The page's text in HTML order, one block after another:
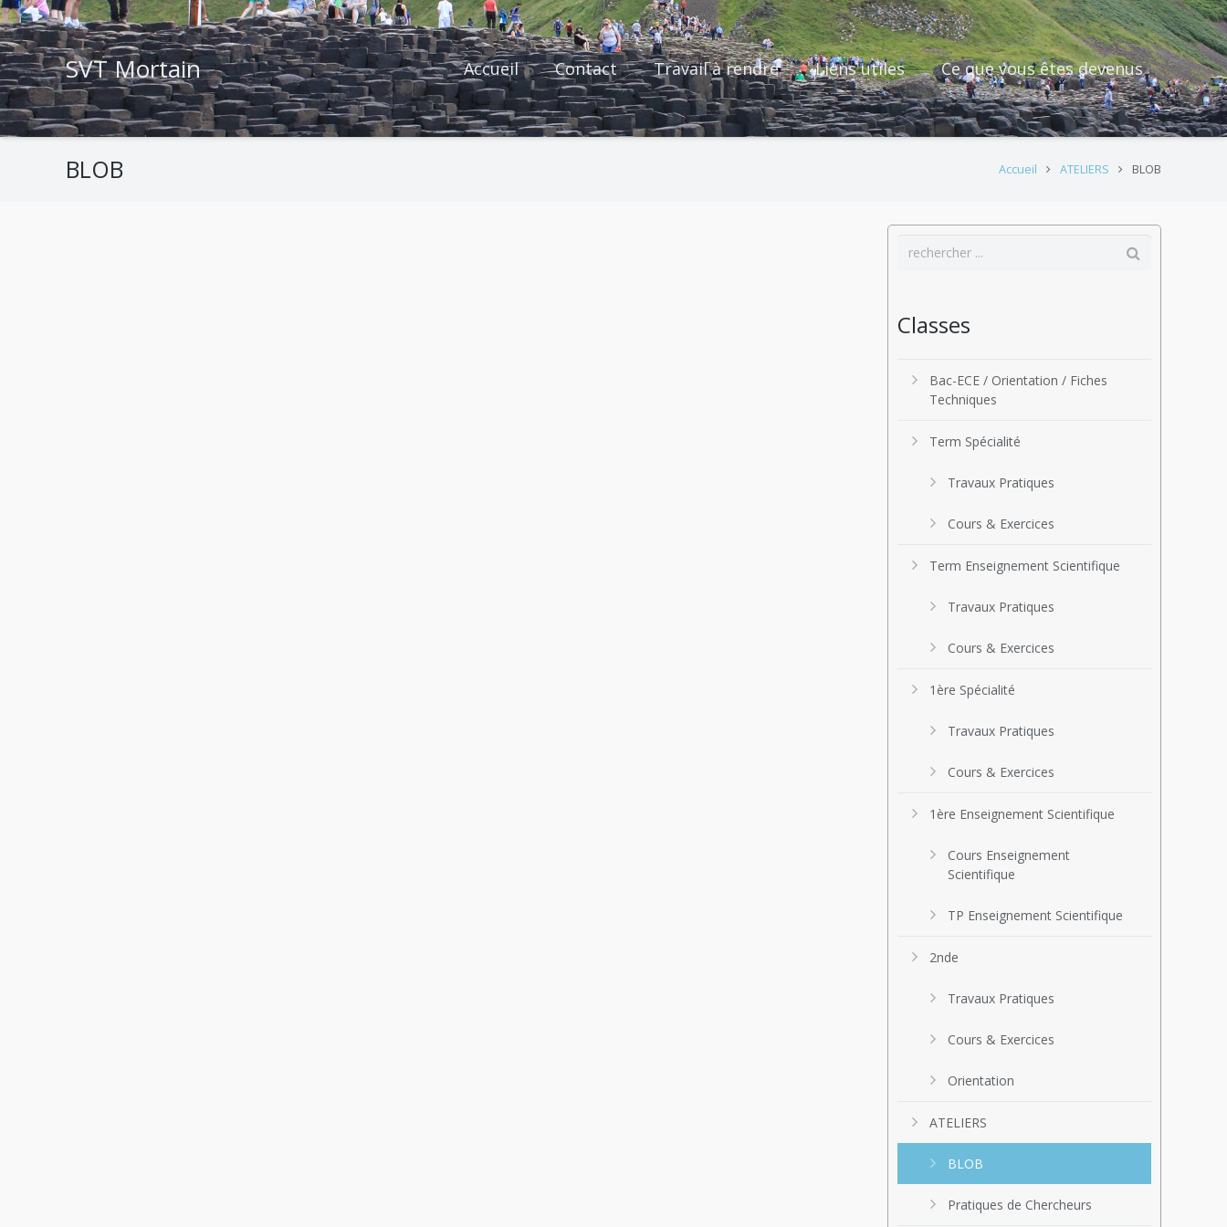
SVT Mortain Accueil Contact Travail à rendre Liens utiles Ce que vous êtes devenus
BLOB Accueil ATELIERS BLOB
Classes
Bac-ECE / Orientation / Fiches
Techniques
Term Spécialité
Travaux Pratiques
Cours & Exercices
Term Enseignement Scientifique
Travaux Pratiques
Cours & Exercices
1ère Spécialité
Travaux Pratiques
Cours & Exercices
1ère Enseignement Scientifique
Cours Enseignement
Scientifique
TP Enseignement Scientifique
2nde
Travaux Pratiques
Cours & Exercices
Orientation
ATELIERS
BLOB
Pratiques de Chercheurs